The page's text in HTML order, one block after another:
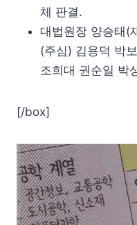
체 판결.
대법원장 양승태(
(주심) 김용덕 박
조희대 권순일 박
[/box]